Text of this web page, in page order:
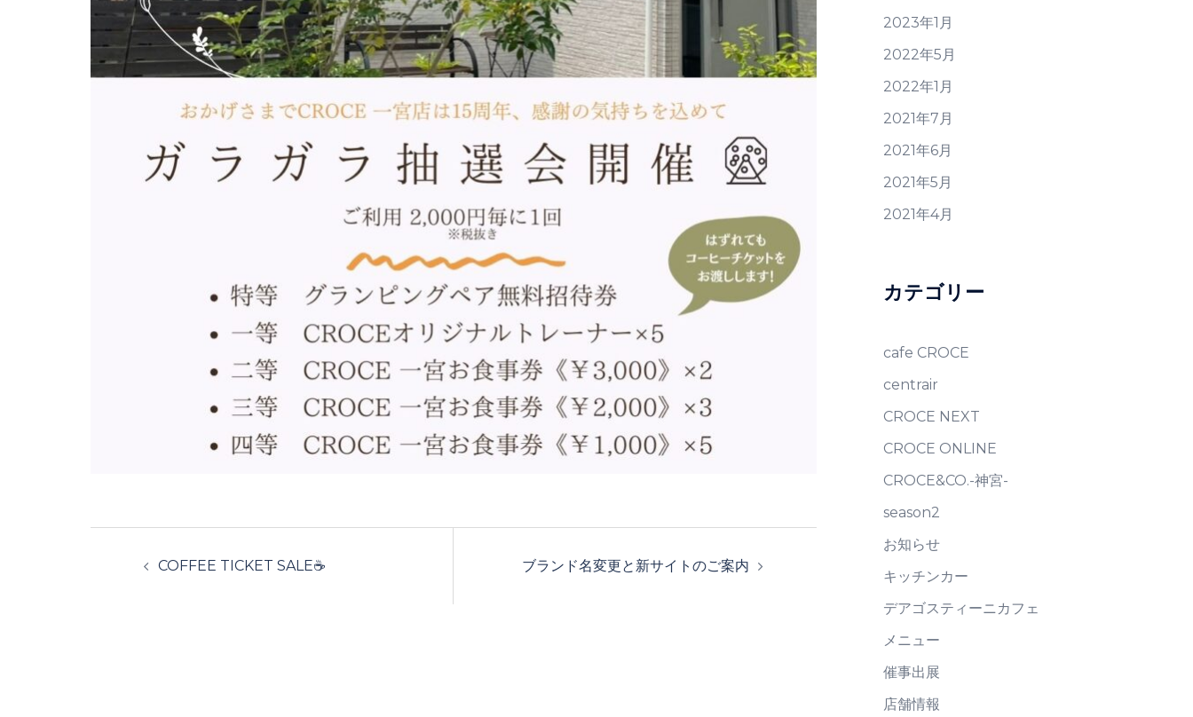
COFFEE TICKET SALE☕ ブランド名変更と新サイトのご案内
2023年1月
2022年5月
2022年1月
2021年7月
2021年6月
2021年5月
2021年4月
カテゴリー
cafe CROCE
centrair
CROCE NEXT
CROCE ONLINE
CROCE&CO.-神宮-
season2
お知らせ
キッチンカー
デアゴスティーニカフェ
メニュー
催事出展
店舗情報